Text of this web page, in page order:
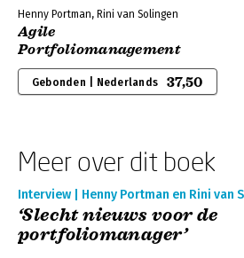
Henny Portman, Rini van Solingen
Agile
Portfoliomanagement
Gebonden | Nederlands 37,50
Meer over dit boek
Interview | Henny Portman en Rini van
‘Slecht nieuws voor de
portfoliomanager’